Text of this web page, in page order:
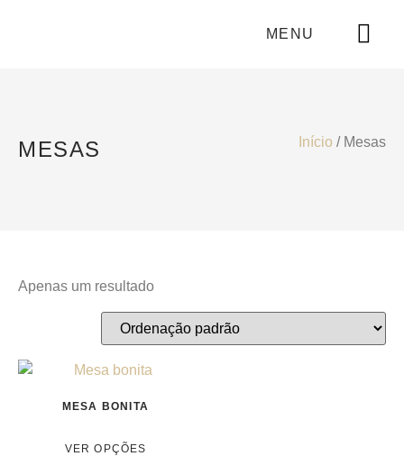
MENU
MESAS Início / Mesas
Apenas um resultado
MESA BONITA
VER OPÇÕES